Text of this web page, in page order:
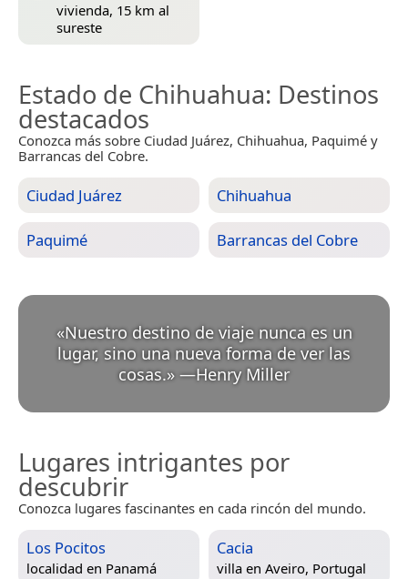
vivienda, 15 km al
sureste
Estado de Chihuahua: Destinos
destacados
Conozca más sobre Ciudad Juárez, Chihuahua, Paquimé y
Barrancas del Cobre.
Ciudad Juárez Chihuahua
Paquimé Barrancas del Cobre
«Nuestro destino de viaje nunca es un
lugar, sino una nueva forma de ver las
cosas.» —Henry Miller
Lugares intrigantes por
descubrir
Conozca lugares fascinantes en cada rincón del mundo.
Los Pocitos
localidad en Panamá
Cacia
villa en Aveiro, Portugal